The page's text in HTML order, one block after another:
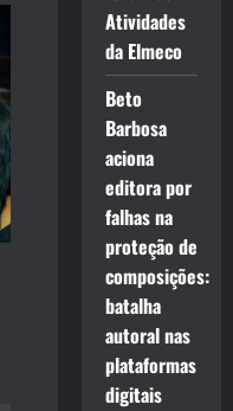
Atividades
da Elmeco
Beto
Barbosa
aciona
editora por
falhas na
proteção de
composições:
batalha
autoral nas
plataformas
digitais